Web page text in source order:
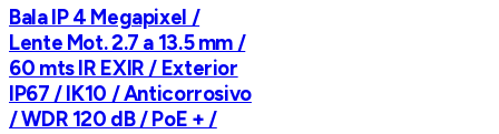
Bala IP 4 Megapixel /
Lente Mot. 2.7 a 13.5 mm /
60 mts IR EXIR / Exterior
IP67 / IK10 / Anticorrosivo
/ WDR 120 dB / PoE + /